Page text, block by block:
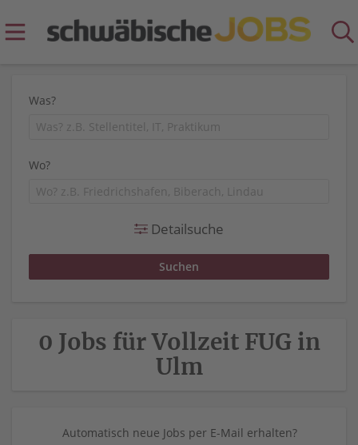
Was?
Wo?
Detailsuche
0 Jobs für Vollzeit FUG in
Ulm
Automatisch neue Jobs per E-Mail erhalten?